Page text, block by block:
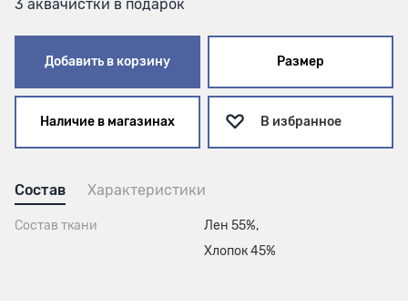
3 аквачистки в подарок
Добавить в корзину Размер
Наличие в магазинах В избранное
Состав Характеристики
Состав ткани
Лен 55%,
Хлопок 45%